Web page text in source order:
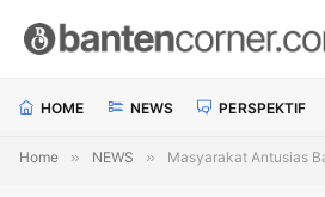
HOME NEWS PERSPEKTIF
Home » NEWS » Masyarakat Antusias Bayar Pajak Pasca Lebaran di